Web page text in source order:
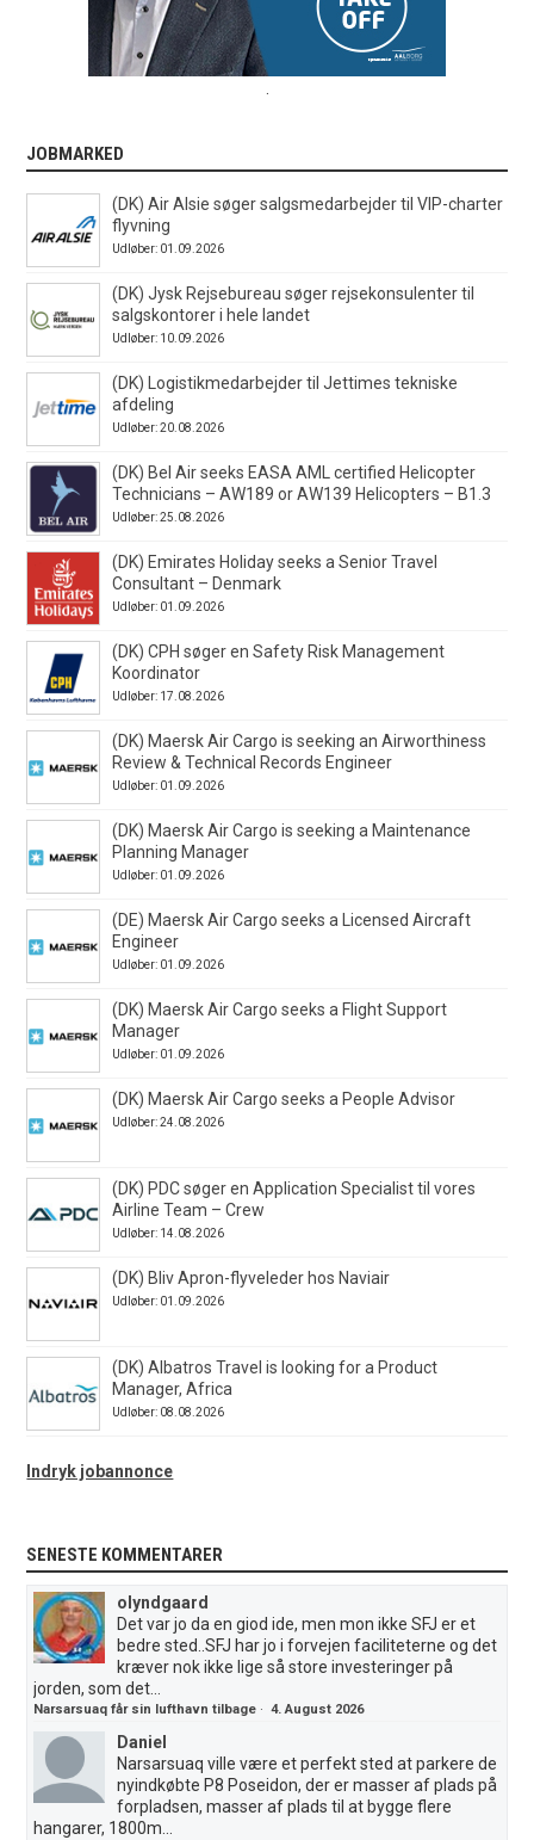
.
JOBMARKED
(DK) Air Alsie søger salgsmedarbejder til VIP-charter
flyvning
Udløber: 01.09.2026
(DK) Jysk Rejsebureau søger rejsekonsulenter til
salgskontorer i hele landet
Udløber: 10.09.2026
(DK) Logistikmedarbejder til Jettimes tekniske
afdeling
Udløber: 20.08.2026
(DK) Bel Air seeks EASA AML certified Helicopter
Technicians – AW189 or AW139 Helicopters – B1.3
Udløber: 25.08.2026
(DK) Emirates Holiday seeks a Senior Travel
Consultant – Denmark
Udløber: 01.09.2026
(DK) CPH søger en Safety Risk Management
Koordinator
Udløber: 17.08.2026
(DK) Maersk Air Cargo is seeking an Airworthiness
Review & Technical Records Engineer
Udløber: 01.09.2026
(DK) Maersk Air Cargo is seeking a Maintenance
Planning Manager
Udløber: 01.09.2026
(DE) Maersk Air Cargo seeks a Licensed Aircraft
Engineer
Udløber: 01.09.2026
(DK) Maersk Air Cargo seeks a Flight Support
Manager
Udløber: 01.09.2026
(DK) Maersk Air Cargo seeks a People Advisor
Udløber: 24.08.2026
(DK) PDC søger en Application Specialist til vores
Airline Team – Crew
Udløber: 14.08.2026
(DK) Bliv Apron-flyveleder hos Naviair
Udløber: 01.09.2026
(DK) Albatros Travel is looking for a Product
Manager, Africa
Udløber: 08.08.2026
Indryk jobannonce
SENESTE KOMMENTARER
olyndgaard
Det var jo da en giod ide, men mon ikke SFJ er et
bedre sted..SFJ har jo i forvejen faciliteterne og det
kræver nok ikke lige så store investeringer på
jorden, som det...
Narsarsuaq får sin lufthavn tilbage ·4. August 2026
Daniel
Narsarsuaq ville være et perfekt sted at parkere de
nyindkøbte P8 Poseidon, der er masser af plads på
forpladsen, masser af plads til at bygge flere
hangarer, 1800m...